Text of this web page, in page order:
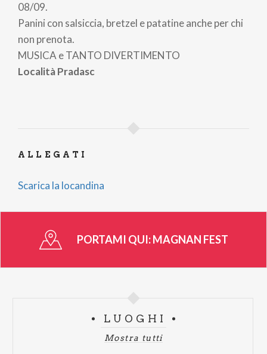
08/09.
Panini con salsiccia, bretzel e patatine anche per chi
non prenota.
MUSICA e TANTO DIVERTIMENTO
Località Pradasc
ALLEGATI
Scarica la locandina
PORTAMI QUI:MAGNAN FEST
LUOGHI
Mostra tutti